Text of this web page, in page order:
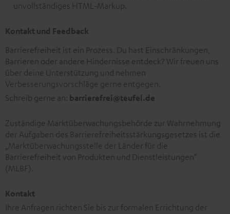
unvollständiges HTML-Markup.
Kontakt und Feedback
Barrierefreiheit ist ein Prozess. Du hast Einschränkungen,
Barrieren oder andere Hindernisse entdeck? Wir freuen uns
über deine Unterstützung und nehmen
Verbesserungsvorschläge gerne entgegen.
Schreib gerne an: barrierefrei@teufel.de
Zuständige Marktüberwachungsbehörde zur Wahrnehmung
der Aufgaben des Barrierefreiheitsstärkungsgesetzes ist die
„Marktüberwachungsstelle der Länder für die
Barrierefreiheit von Produkten und Dienstleistungen“
(MLBF).
Kontakt
Ihre Anfragen richten Sie bis zur formalen Errichtung der